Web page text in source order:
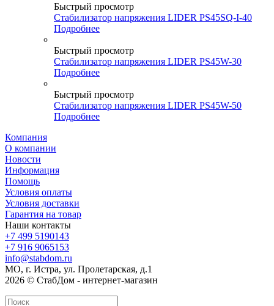
Быстрый просмотр
Стабилизатор напряжения LIDER PS45SQ-I-40
Подробнее
Быстрый просмотр
Стабилизатор напряжения LIDER PS45W-30
Подробнее
Быстрый просмотр
Стабилизатор напряжения LIDER PS45W-50
Подробнее
Компания
О компании
Новости
Информация
Помощь
Условия оплаты
Условия доставки
Гарантия на товар
Наши контакты
+7 499 5190143
+7 916 9065153
info@stabdom.ru
МО, г. Истра, ул. Пролетарская, д.1
2026 © СтабДом - интернет-магазин